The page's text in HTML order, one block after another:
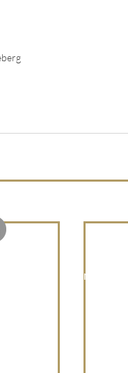
12, 168 69 Bromma, Sverige